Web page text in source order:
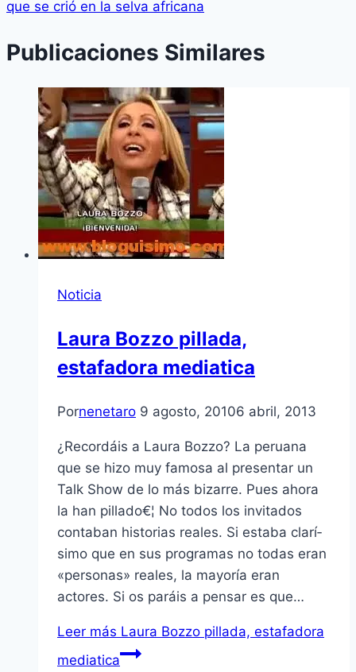
que se crió en la selva africana
Publicaciones Similares
Noticia
Laura Bozzo pillada,
estafadora mediatica
Pornenetaro 9 agosto, 20106 abril, 2013
¿Recordáis a Laura Bozzo? La peruana
que se hizo muy famosa al presentar un
Talk Show de lo más bizarre. Pues ahora
la han pillado€¦ No todos los invitados
contaban historias reales. Si estaba clarí­
simo que en sus programas no todas eran
«personas» reales, la mayorí­a eran
actores. Si os paráis a pensar es que…
Leer más Laura Bozzo pillada, estafadora
mediatica